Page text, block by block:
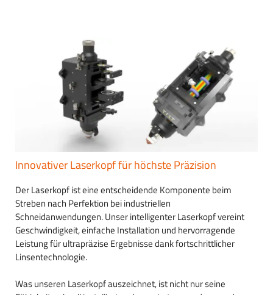
Innovativer Laserkopf für höchste Präzision
Der Laserkopf ist eine entscheidende Komponente beim
Streben nach Perfektion bei industriellen
Schneidanwendungen. Unser intelligenter Laserkopf vereint
Geschwindigkeit, einfache Installation und hervorragende
Leistung für ultrapräzise Ergebnisse dank fortschrittlicher
Linsentechnologie.
Was unseren Laserkopf auszeichnet, ist nicht nur seine